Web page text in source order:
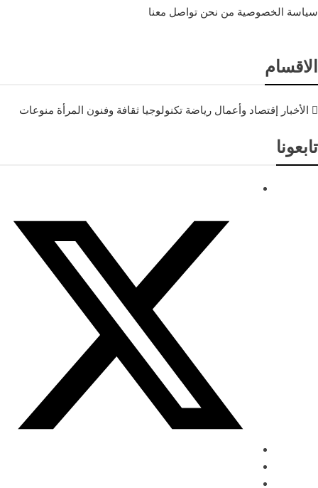
سياسة الخصوصية من نحن تواصل معنا
الاقسام
الأخبار إقتصاد وأعمال رياضة تكنولوجيا ثقافة وفنون المرأة منوعات
تابعونا